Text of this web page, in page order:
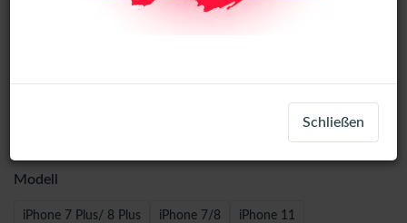
Wave Leather Book Case iPhone XR -
Modell
iPhone 7 Plus/ 8 Plus iPhone 7/8 iPhone 11
Schließen